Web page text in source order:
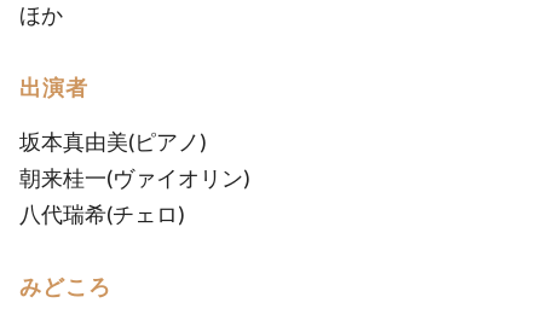
ほか
出演者
坂本真由美(ピアノ)
朝来桂一(ヴァイオリン)
八代瑞希(チェロ)
みどころ